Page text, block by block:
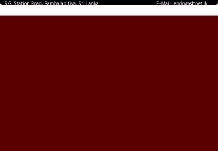
9/3, Station Road, Bambalapitiya, Sri Lanka.
E-Mail: epdp@sltnet.lk